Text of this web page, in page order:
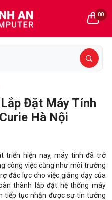
00
Đặt Máy Tính
Hà Nội
triển hiện nay, máy tính đã trở
công việc cũng như môi trường
đắc lực cho việc giảng dạy của
thành lắp đặt hệ thống máy
tiếp tục nhận được sự tin tưởng